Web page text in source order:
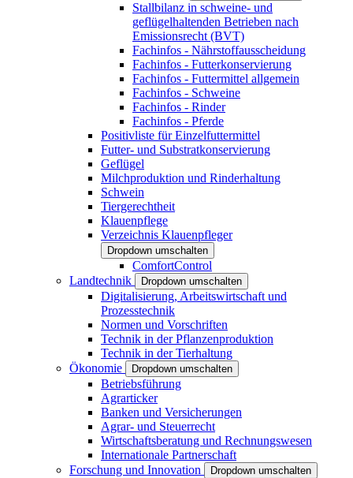
Stallbilanz in schweine- und
geflügelhaltenden Betrieben nach
Emissionsrecht (BVT)
Fachinfos - Nährstoffausscheidung
Fachinfos - Futterkonservierung
Fachinfos - Futtermittel allgemein
Fachinfos - Schweine
Fachinfos - Rinder
Fachinfos - Pferde
Positivliste für Einzelfuttermittel
Futter- und Substratkonservierung
Geflügel
Milchproduktion und Rinderhaltung
Schwein
Tiergerechtheit
Klauenpflege
Verzeichnis Klauenpfleger
Dropdown umschalten
ComfortControl
Landtechnik
Dropdown umschalten
Digitalisierung, Arbeitswirtschaft und
Prozesstechnik
Normen und Vorschriften
Technik in der Pflanzenproduktion
Technik in der Tierhaltung
Ökonomie
Dropdown umschalten
Betriebsführung
Agrarticker
Banken und Versicherungen
Agrar- und Steuerrecht
Wirtschaftsberatung und Rechnungswesen
Internationale Partnerschaft
Forschung und Innovation
Dropdown umschalten